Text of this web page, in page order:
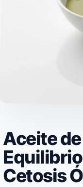
Aceite
Cetosis